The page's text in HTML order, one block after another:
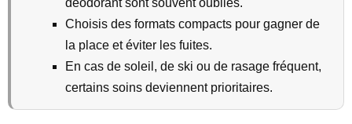
déodorant sont souvent oubliés.
Choisis des formats compacts pour gagner de
la place et éviter les fuites.
En cas de soleil, de ski ou de rasage fréquent,
certains soins deviennent prioritaires.